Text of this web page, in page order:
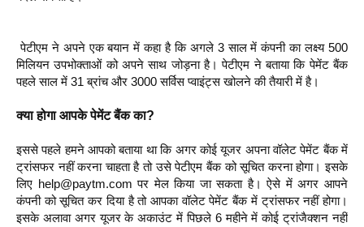
पेटीएम ने अपने एक बयान में कहा है कि अगले 3 साल में कंपनी का लक्ष्य 500
मिलियन उपभोक्ताओं को अपने साथ जोड़ना है। पेटीएम ने बताया कि पेमेंट बैंक
पहले साल में 31 ब्रांच और 3000 सर्विस प्वाइंट्स खोलने की तैयारी में है।
क्या होगा आपके पेमेंट बैंक का?
इससे पहले हमने आपको बताया था कि अगर कोई यूजर अपना वॉलेट पेमेंट बैंक में
ट्रांसफर नहीं करना चाहता है तो उसे पेटीएम बैंक को सूचित करना होगा। इसके
लिए help@paytm.com पर मेल किया जा सकता है। ऐसे में अगर आपने
कंपनी को सूचित कर दिया है तो आपका वॉलेट पेमेंट बैंक में ट्रांसफर नहीं होगा।
इसके अलावा अगर यूजर के अकाउंट में पिछले 6 महीने में कोई ट्रांजैक्शन नहीं